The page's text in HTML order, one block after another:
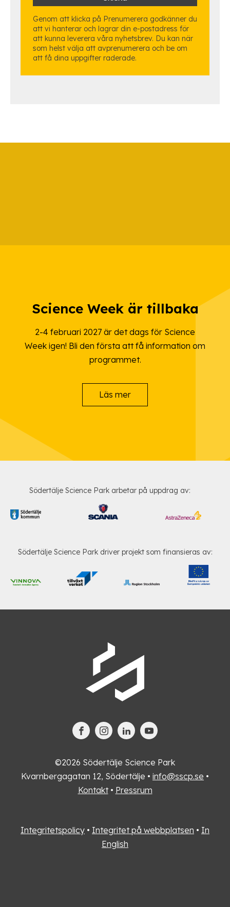
Genom att klicka på Prenumerera godkänner du
att vi hanterar och lagrar din e-postadress för
att kunna leverera våra nyhetsbrev. Du kan när
som helst välja att avprenumerera och be om
att få dina uppgifter raderade.
Science Week är tillbaka
2-4 februari 2027 är det dags för Science
Week igen! Bli den första att få information om
programmet.
Läs mer
Södertälje Science Park arbetar på uppdrag av:
Södertälje Science Park driver projekt som finansieras av:
©2026 Södertälje Science Park
Kvarnbergagatan 12, Södertälje • info@sscp.se •
Kontakt• Pressrum
Integritetspolicy • Integritet på webbplatsen • In
English